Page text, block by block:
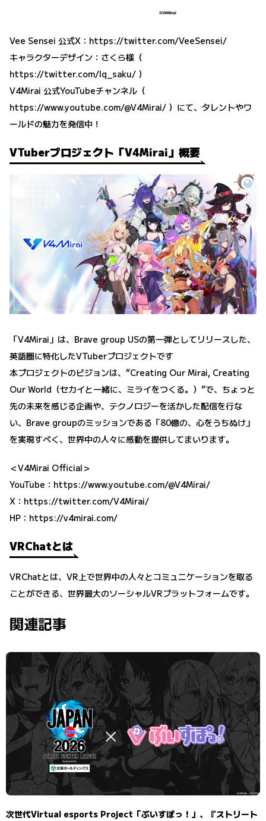
Vee Sensei 公式X： https://twitter.com/VeeSensei/
キャラクターデザイン：さくら様（
https://twitter.com/lq_saku/ ）
V4Mirai 公式YouTubeチャンネル（
https://www.youtube.com/@V4Mirai/ ）にて、タレントやワ
ールドの魅力を発信中！
VTuberプロジェクト「V4Mirai」概要
「V4Mirai」は、Brave group USの第一弾としてリリースした、
英語圏に特化したVTuberプロジェクトです
本プロジェクトのビジョンは、“Creating Our Mirai, Creating
Our World（セカイと一緒に、ミライをつくる。）”で、ちょっと
先の未来を感じる企画や、テクノロジーを活かした配信を行な
い、Brave groupのミッションである「80億の、心をうちぬけ」
を実現すべく、世界中の人々に感動を提供してまいります。
＜V4Mirai Official＞
YouTube： https://www.youtube.com/@V4Mirai/
X： https://twitter.com/V4Mirai/
HP： https://v4mirai.com/
VRChatとは
VRChatとは、VR上で世界中の人々とコミュニケーションを取る
ことができる、世界最大のソーシャルVRプラットフォームです。
関連記事
次世代Virtual esports Project「ぶいすぽっ！」、『ストリート